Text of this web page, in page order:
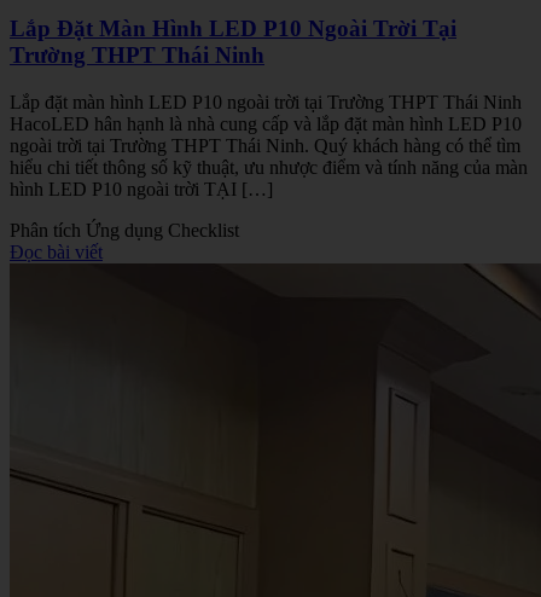
Lắp Đặt Màn Hình LED P10 Ngoài Trời Tại
Trường THPT Thái Ninh
Lắp đặt màn hình LED P10 ngoài trời tại Trường THPT Thái Ninh
HacoLED hân hạnh là nhà cung cấp và lắp đặt màn hình LED P10
ngoài trời tại Trường THPT Thái Ninh. Quý khách hàng có thể tìm
hiểu chi tiết thông số kỹ thuật, ưu nhược điểm và tính năng của màn
hình LED P10 ngoài trời TẠI […]
Phân tích Ứng dụng Checklist
Đọc bài viết